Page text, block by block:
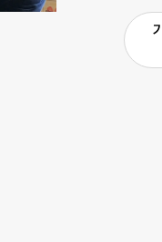
러분의 많
경제혁신센
크 사무국
스바람개비
달라졌다.
아가씨로 성
신한 슬기는